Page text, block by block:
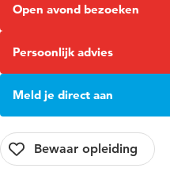
Open avond bezoeken
Persoonlijk advies
Meld je direct aan